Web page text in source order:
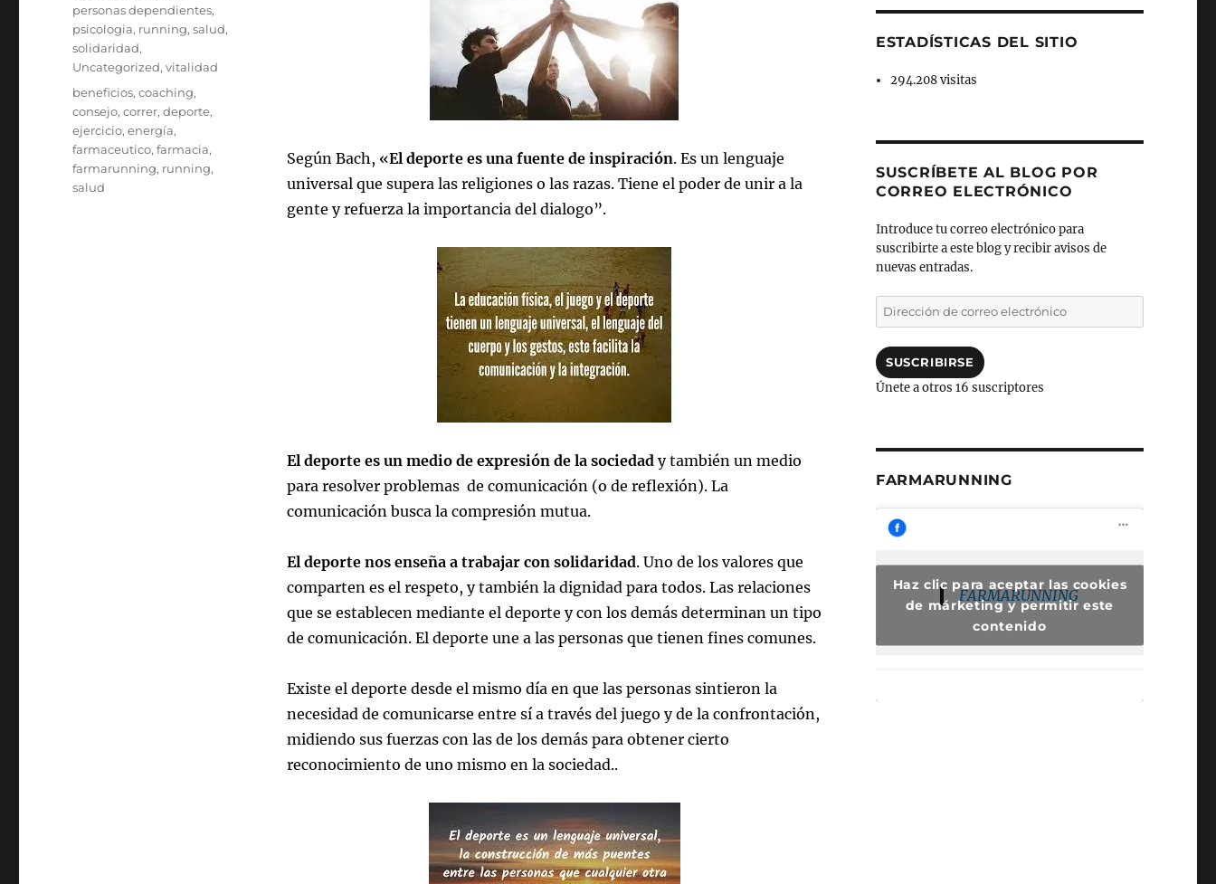
Según Bach, «El deporte es una fuente de inspiración. Es un lenguaje
universal que supera las religiones o las razas. Tiene el poder de unir a la
gente y refuerza la importancia del dialogo”.
El deporte es un medio de expresión de la sociedady también un medio
para resolver problemas de comunicación (o de reflexión). La
comunicación busca la compresión mutua.
El deporte nos enseña a trabajar con solidaridad. Uno de los valores que
comparten es el respeto, y también la dignidad para todos. Las relaciones
que se establecen mediante el deporte y con los demás determinan un tipo
de comunicación. El deporte une a las personas que tienen fines comunes.
Existe el deporte desde el mismo día en que las personas sintieron la
necesidad de comunicarse entre sí a través del juego y de la confrontación,
midiendo sus fuerzas con las de los demás para obtener cierto
reconocimiento de uno mismo en la sociedad..
personas dependientes,
psicologia, running,salud,
solidaridad,
Uncategorized,vitalidad
Etiquetas
beneficios,coaching,
consejo,correr,deporte,
ejercicio,energía,
farmaceutico,farmacia,
farmarunning, running,
salud
ESTADÍSTICAS DEL SITIO
294.208 visitas
SUSCRÍBETE AL BLOG POR
CORREO ELECTRÓNICO
Introduce tu correo electrónico para
suscribirte a este blog y recibir avisos de
nuevas entradas.
Dirección
de
electrónico
SUSCRIBIRSE
Únete a otros 16 suscriptores
FARMARUNNING
FARMARUNNING
Haz clic para aceptar las cookies
de márketing y permitir este
contenido